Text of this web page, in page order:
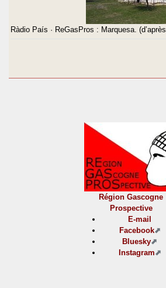
Ràdio País · ReGasPros : Marquesa.
Région Gascogne
Prospective
E-mail
Facebook
Bluesky
Instagram